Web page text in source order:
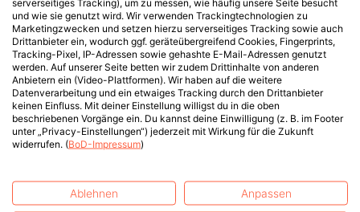
serverseitiges Tracking), um zu messen, wie häufig unsere Seite besucht
und wie sie genutzt wird. Wir verwenden Trackingtechnologien zu
Marketingzwecken und setzen hierzu serverseitiges Tracking sowie auch
Drittanbieter ein, wodurch ggf. geräteübergreifend Cookies, Fingerprints,
Tracking-Pixel, IP-Adressen sowie gehashte E-Mail-Adressen genutzt
werden. Auf unserer Seite betten wir zudem Drittinhalte von anderen
Anbietern ein (Video-Plattformen). Wir haben auf die weitere
Datenverarbeitung und ein etwaiges Tracking durch den Drittanbieter
keinen Einfluss. Mit deiner Einstellung willigst du in die oben
beschriebenen Vorgänge ein. Du kannst deine Einwilligung (z. B. im Footer
unter „Privacy-Einstellungen“) jederzeit mit Wirkung für die Zukunft
widerrufen. (BoD-Impressum)
Ablehnen Anpassen